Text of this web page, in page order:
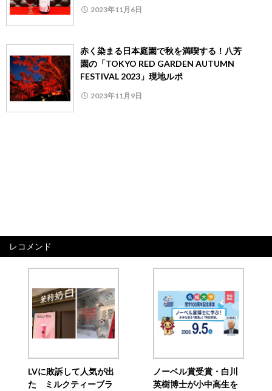
2023年11月6日
赤く染まる日本庭園で秋を満喫する！八芳
園の「TOKYO RED GARDEN AUTUMN
FESTIVAL 2023」現地ルポ
2023年11月9日
レコメンド
LVに敗訴して人気が出
た ミルクティーブラ
ノーベル賞受賞・白川
英樹博士が小中高生を